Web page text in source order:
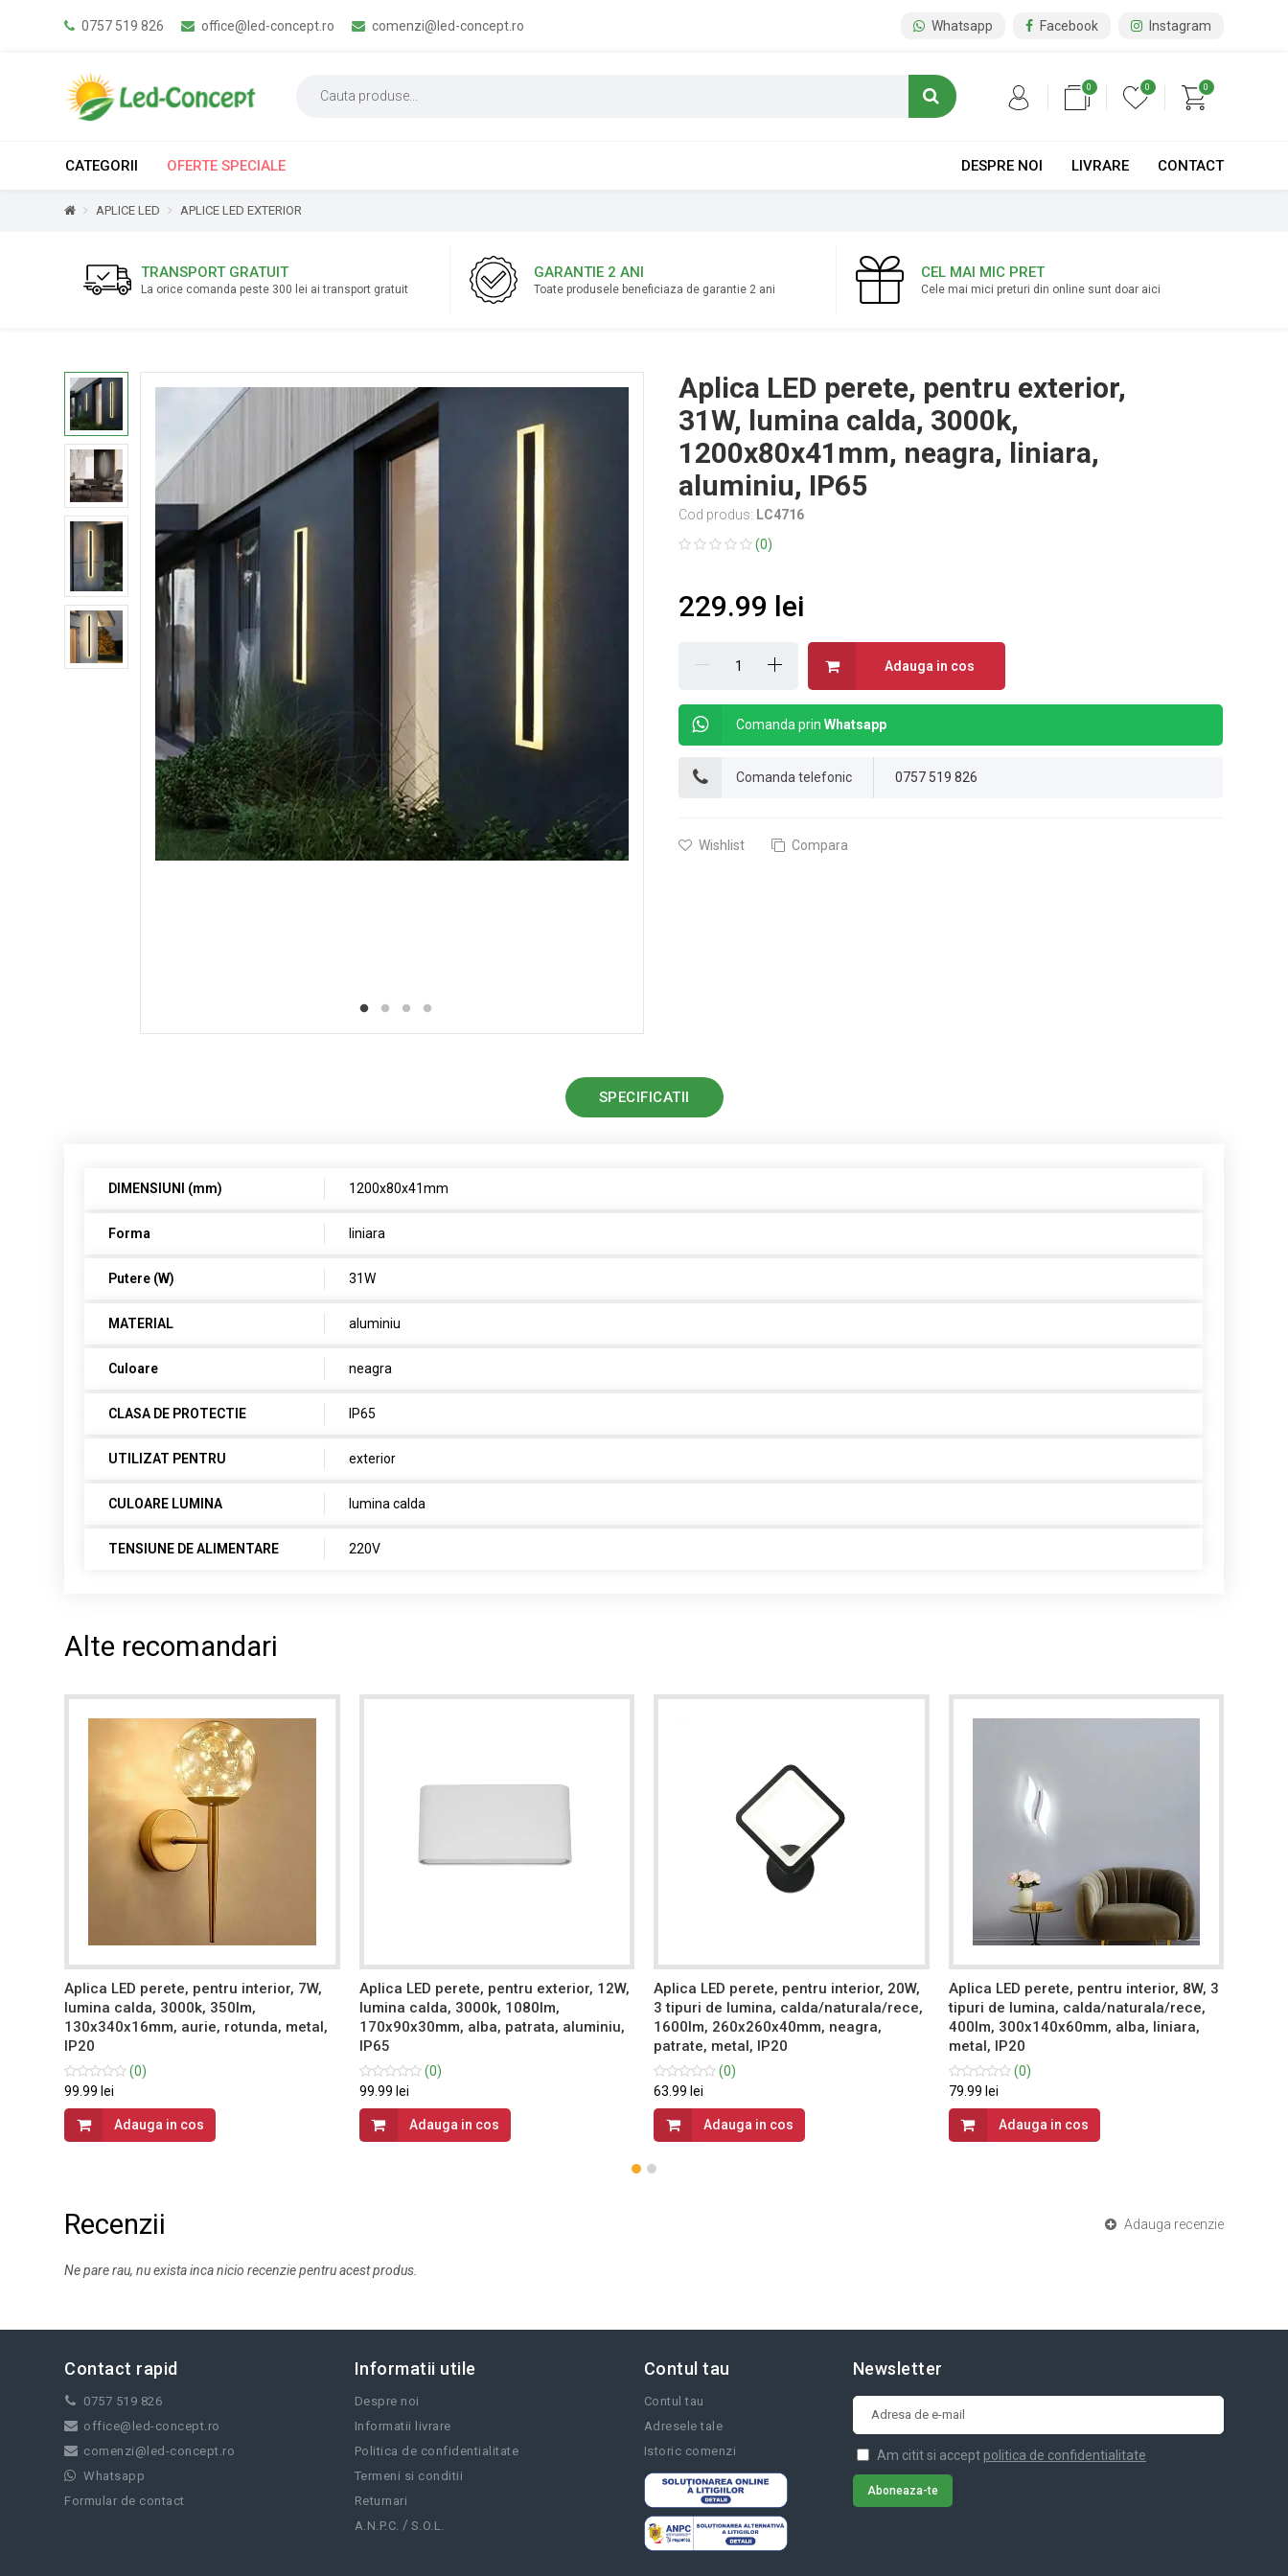
0757 519 826 office@led-concept.ro comenzi@led-concept.ro Whatsapp Facebook Instagram
0
0
0
CATEGORII OFERTE SPECIALE CONTACT
LIVRARE
DESPRE NOI
APLICE LED APLICE LED EXTERIOR
TRANSPORT GRATUIT
La orice comanda peste 300 lei ai transport gratuit
GARANTIE 2 ANI
Toate produsele beneficiaza de garantie 2 ani
CEL MAI MIC PRET
Cele mai mici preturi din online sunt doar aici
Aplica LED perete, pentru exterior,
31W, lumina calda, 3000k,
1200x80x41mm, neagra, liniara,
aluminiu, IP65
Cod produs: LC4716
(0)
229.99 lei
Adauga in cos
Comanda prinWhatsapp
Comanda telefonic 0757 519 826
Wishlist Compara
SPECIFICATII
DIMENSIUNI (mm) 1200x80x41mm
Forma liniara
Putere (W) 31W
MATERIAL aluminiu
Culoare neagra
CLASA DE PROTECTIE IP65
UTILIZAT PENTRU exterior
CULOARE LUMINA lumina calda
TENSIUNE DE ALIMENTARE 220V
Alte recomandari
Aplica LED perete, pentru interior, 7W,
lumina calda, 3000k, 350lm,
130x340x16mm, aurie, rotunda, metal,
IP20
(0)
99.99 lei
Adauga in cos
Aplica LED perete, pentru exterior, 12W,
lumina calda, 3000k, 1080lm,
170x90x30mm, alba, patrata, aluminiu,
IP65
(0)
99.99 lei
Adauga in cos
Aplica LED perete, pentru interior, 20W,
3 tipuri de lumina, calda/naturala/rece,
1600lm, 260x260x40mm, neagra,
patrate, metal, IP20
(0)
63.99 lei
Adauga in cos
Aplica LED perete, pentru interior, 8W, 3
tipuri de lumina, calda/naturala/rece,
400lm, 300x140x60mm, alba, liniara,
metal, IP20
(0)
79.99 lei
Adauga in cos
Recenzii Adauga recenzie
Ne pare rau, nu exista inca nicio recenzie pentru acest produs.
Contact rapid
0757 519 826
office@led-concept.ro
comenzi@led-concept.ro
Whatsapp
Formular de contact
Informatii utile
Despre noi
Informatii livrare
Politica de confidentialitate
Termeni si conditii
Returnari
A.N.P.C. / S.O.L.
Contul tau
Contul tau
Adresele tale
Istoric comenzi
Newsletter
Am citit si accept politica de confidentialitate